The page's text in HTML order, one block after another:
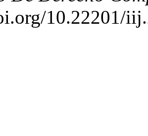
10.22201/